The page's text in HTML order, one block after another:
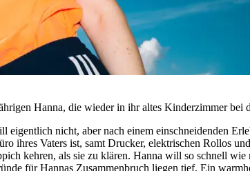
Hanna, die wieder in ihr altes Kinderzimmer bei
nicht, aber nach einem einschneidenden
ihres Vaters ist, samt Drucker, elektrischen Rollos
kehren, als sie zu klären. Hanna will so schnell
für Hannas Zusammenbruch liegen tief. Ein